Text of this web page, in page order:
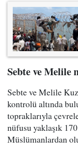
Sebte ve Melile
Sebte ve Melile
kontrolü altında
topraklarıyla
nüfusu yaklaşık
Müslümanlardan